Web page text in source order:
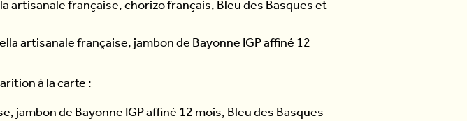
artisanale française, chorizo français, Bleu des Basques et
artisanale française, jambon de Bayonne IGP affiné 12
à la carte :
jambon de Bayonne IGP affiné 12 mois, Bleu des Basques